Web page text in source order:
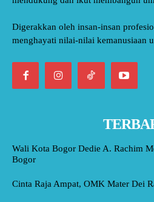
Digerakkan oleh insan-insan
menghayati nilai-nilai kemanusiaan
Wali Kota Bogor Dedie A. Rachim
Bogor
Cinta Raja Ampat, OMK Mater Dei